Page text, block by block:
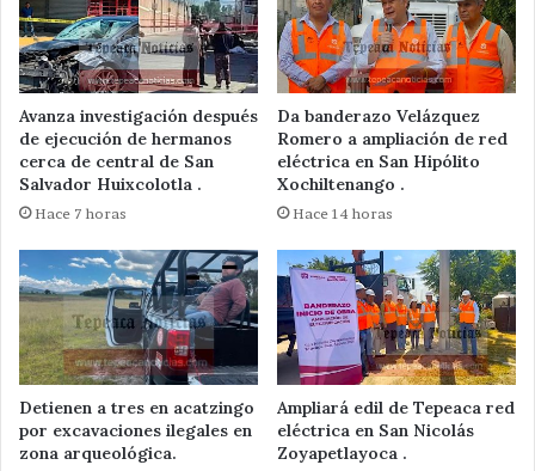
Avanza investigación después
de ejecución de hermanos
cerca de central de San
Salvador Huixcolotla .
Hace 7 horas
Da banderazo Velázquez
Romero a ampliación de red
eléctrica en San Hipólito
Xochiltenango .
Hace 14 horas
Detienen a tres en acatzingo
por excavaciones ilegales en
zona arqueológica.
Ampliará edil de Tepeaca red
eléctrica en San Nicolás
Zoyapetlayoca .